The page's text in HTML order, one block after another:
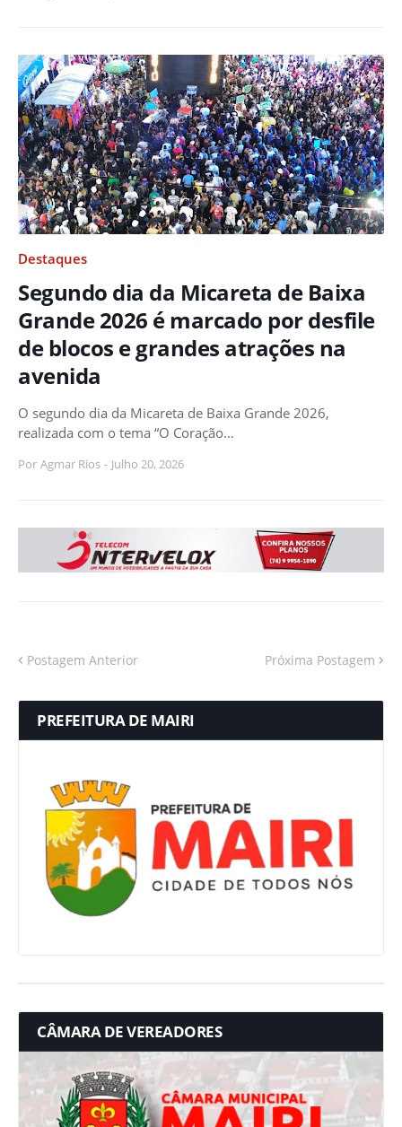
Destaques
Segundo dia da Micareta de Baixa
Grande 2026 é marcado por desfile
de blocos e grandes atrações na
avenida
O segundo dia da Micareta de Baixa Grande 2026,
realizada com o tema “O Coração…
Por Agmar Rios - Julho 20, 2026
Postagem Anterior Próxima Postagem
PREFEITURA DE MAIRI
CÂMARA DE VEREADORES